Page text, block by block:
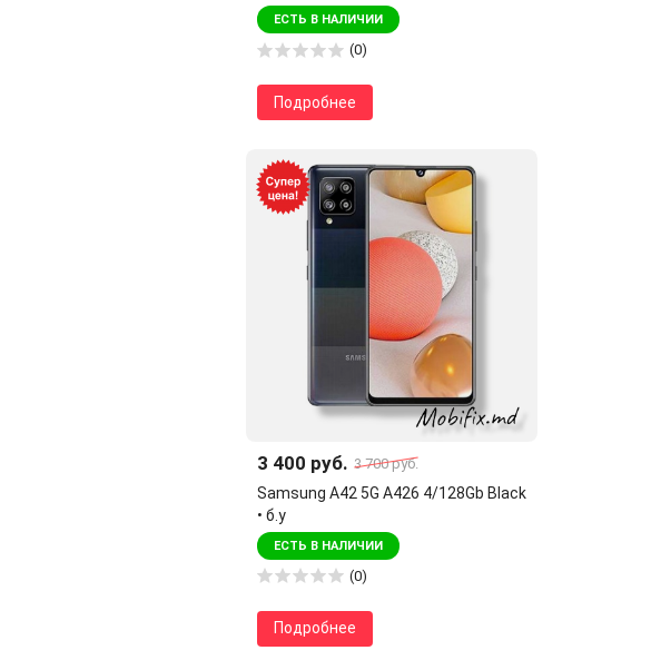
ЕСТЬ В НАЛИЧИИ
(0)
Подробнее
3 400 руб. 3 700 руб.
Samsung A42 5G A426 4/128Gb Black
• б.у
ЕСТЬ В НАЛИЧИИ
(0)
Подробнее